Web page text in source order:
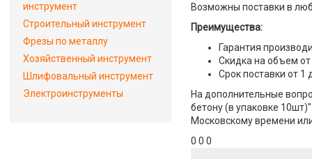
Возможны поставки в
Преимущества:
Гарантия
Скидка на объем от
Срок поставки от 1
На дополнительные
бетону (в упаковке
Московскому времени
0 0 0
инструмент
Строительный инструмент
Фрезы по металлу
Хозяйственный инструмент
Шлифовальный инструмент
Электроинструменты